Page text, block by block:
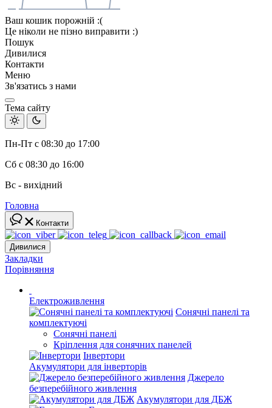
Ваш кошик порожній :(
Це ніколи не пізно виправити :)
Пошук
Дивилися
Контакти
Меню
Зв'язатись з нами
Тема сайту
Пн-Пт с 08:30 до 17:00
Сб с 08:30 до 16:00
Вс - вихідний
Головна
Контакти
Дивилися
Закладки
Порівняння
Електроживлення
Сонячні панелі та
комплектуючі
Сонячні панелі
Кріплення для сонячних панелей
Інвертори
Акумулятори для інверторів
Джерело
безперебійного живлення
Акумулятори для ДБЖ